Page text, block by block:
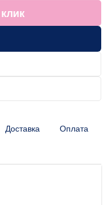
Доставка Оплата